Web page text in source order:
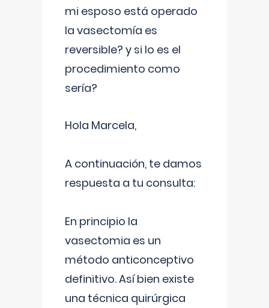
mi esposo está operado
la vasectomía es
reversible? y si lo es el
procedimiento como
sería?
Hola Marcela,
A continuación, te damos
respuesta a tu consulta:
En principio la
vasectomia es un
método anticonceptivo
definitivo. Así bien existe
una técnica quirúrgica